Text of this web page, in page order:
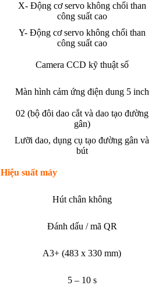
X- Động cơ servo không chổi than
công suất cao
Y- Động cơ servo không chổi than
công suất cao
Camera CCD kỹ thuật số
Màn hình cảm ứng điện dung 5 inch
02 (bộ đôi dao cắt và dao tạo đường
gân)
Lưỡi dao, dụng cụ tạo đường gân và
bút
Hiệu suất máy
Hút chân không
Đánh dấu / mã QR
A3+ (483 x 330 mm)
5 – 10 s